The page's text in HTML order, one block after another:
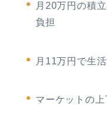
月20万円の積
負担
月11万円で生
マーケットの